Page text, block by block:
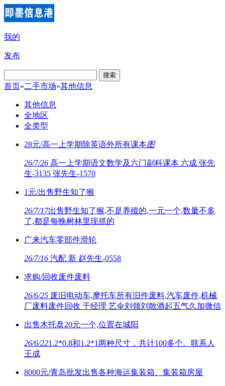
我的
发布
搜索
首页»二手市场»其他信息
其他信息
全地区
全类型
28元/高一上学期除英语外所有课本图
26/7/26 高一上学期语文数学及六门副科课本 六成 张先
生-3135 张先生-1570
1元/出售野生知了猴
26/7/17出售野生知了猴,不是养殖的,一元一个,数量不多
了,都是每晚树林里现抓的
广来汽车零部件滑轮
26/7/16 汽配 新 赵先生-0558
求购/回收废件废料
26/6/25 废旧电动车,摩托车所有旧件废料,汽车废件,机械
厂废料废件回收 于经理 艺伞刘领刘散酒起五气久加微信
出售木托盘20元一个,位置在城阳
26/6/221.2*0.8和1.2*1两种尺寸，共计100多个。联系人
王成
8000元/青岛批发出售各种海运集装箱、集装箱房屋